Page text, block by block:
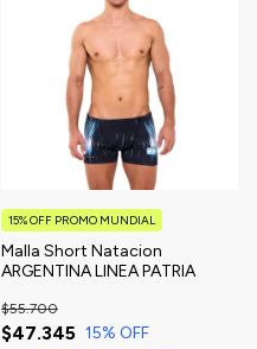
Malla Short Natacion
ARGENTINA LINEA PATRIA
$47.345
$55.700
15% OFF
15% OFF PROMO MUNDIAL